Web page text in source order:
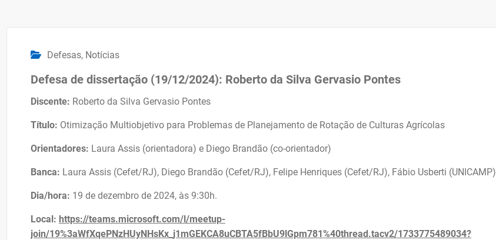
Defesas, Notícias
Defesa de dissertação (19/12/2024): Roberto da Silva Gervasio Pontes
Discente: Roberto da Silva Gervasio Pontes
Título: Otimização Multiobjetivo para Problemas de Planejamento de Rotação de Culturas Agrícolas
Orientadores: Laura Assis (orientadora) e Diego Brandão (co-orientador)
Banca: Laura Assis (Cefet/RJ), Diego Brandão (Cefet/RJ), Felipe Henriques (Cefet/RJ), Fábio Usberti (UNICAMP)
Dia/hora: 19 de dezembro de 2024, às 9:30h.
Local: https://teams.microsoft.com/l/meetup-
join/19%3aWfXqePNzHUyNHsKx_j1mGEKCA8uCBTA5fBbU9lGpm781%40thread.tacv2/1733775489034?